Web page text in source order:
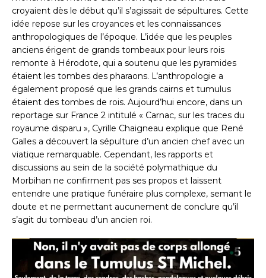
croyaient dès le début qu’il s’agissait de sépultures. Cette
idée repose sur les croyances et les connaissances
anthropologiques de l’époque. L’idée que les peuples
anciens érigent de grands tombeaux pour leurs rois
remonte à Hérodote, qui a soutenu que les pyramides
étaient les tombes des pharaons. L’anthropologie a
également proposé que les grands cairns et tumulus
étaient des tombes de rois. Aujourd’hui encore, dans un
reportage sur France 2 intitulé « Carnac, sur les traces du
royaume disparu », Cyrille Chaigneau explique que René
Galles a découvert la sépulture d’un ancien chef avec un
viatique remarquable. Cependant, les rapports et
discussions au sein de la société polymathique du
Morbihan ne confirment pas ses propos et laissent
entendre une pratique funéraire plus complexe, semant le
doute et ne permettant aucunement de conclure qu’il
s’agit du tombeau d’un ancien roi.